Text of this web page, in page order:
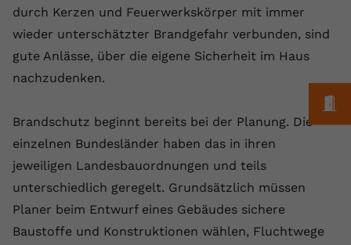
durch Kerzen und Feuerwerkskörper mit immer
wieder unterschätzter Brandgefahr verbunden, sind
gute Anlässe, über die eigene Sicherheit im Haus
nachzudenken.
Brandschutz beginnt bereits bei der Planung. Die
einzelnen Bundesländer haben das in ihren
jeweiligen Landesbauordnungen und teils
unterschiedlich geregelt. Grundsätzlich müssen
Planer beim Entwurf eines Gebäudes sichere
Baustoffe und Konstruktionen wählen, Fluchtwege
Dieser Wert speichert Ihre Consent-
Einstellungen. Unter anderem eine
Webseiten-Betreiber dies eingestellt
hat.
Name fe_typo_user
Anbieter
Zweck
wiederzuerkennen und statistische
Informationen zur Nutzung der
Name _gcl au
Anbieter Google Ads
Laufzeit
Conversion-Tracking verwendet, um
Werbeklicks der Nutzung auf unserer
Website zuzuordnen.
Cookie-Informationen anzeigen
Externe Inhalte
Wir verwenden auf unserer Website externe Inhalte,
um Ihnen zusätzliche Informationen anzubieten.
Name vuid
Anbieter vimeo.com
Laufzeit 2 Jahre
Vimeo installiert dieses Cookie, um
Tracking-Informationen zu sammeln,
Cookie-Informationen anzeigen